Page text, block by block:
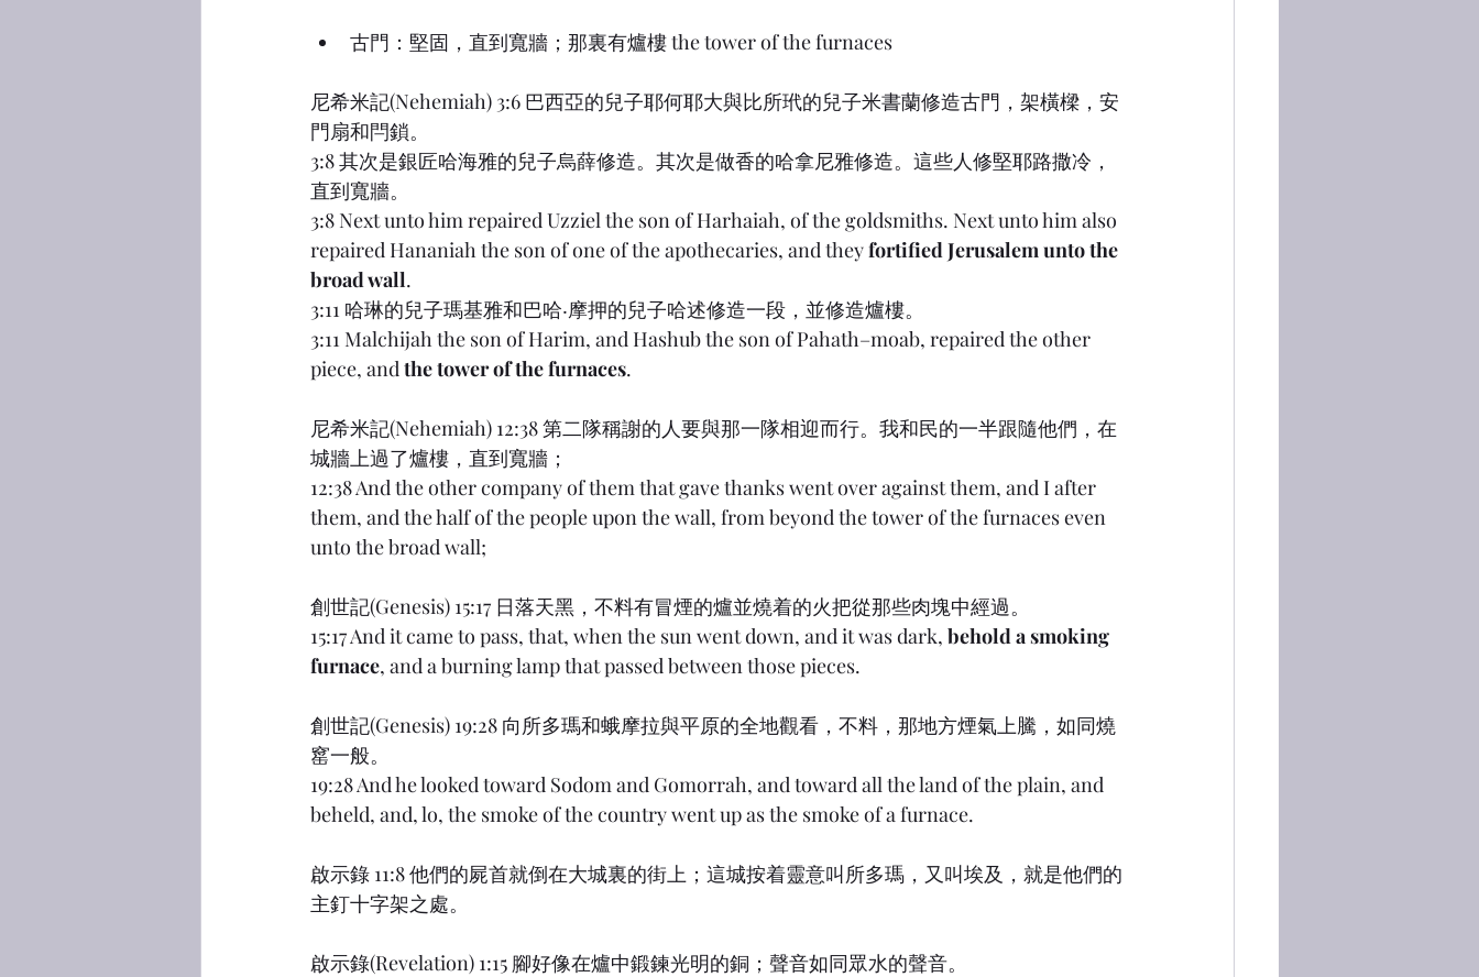
古門：堅固，直到寬牆；那裏有爐樓 the tower of the furnaces
尼希米記(Nehemiah) 3:6 巴西亞的兒子耶何耶大與比所玳的兒子米書蘭修造古門，架橫樑，安
門扇和閂鎖。
3:8 其次是銀匠哈海雅的兒子烏薛修造。其次是做香的哈拿尼雅修造。這些人修堅耶路撒冷，
直到寬牆。
3:8 Next unto him repaired Uzziel the son of Harhaiah, of the goldsmiths. Next unto him also
repaired Hananiah the son of one of the apothecaries, and they fortified Jerusalem unto the
broad wall.
3:11 哈琳的兒子瑪基雅和巴哈‧摩押的兒子哈述修造一段，並修造爐樓。
3:11 Malchijah the son of Harim, and Hashub the son of Pahath–moab, repaired the other
piece, and the tower of the furnaces.
尼希米記(Nehemiah) 12:38 第二隊稱謝的人要與那一隊相迎而行。我和民的一半跟隨他們，在
城牆上過了爐樓，直到寬牆；
12:38 And the other company of them that gave thanks went over against them, and I after
them, and the half of the people upon the wall, from beyond the tower of the furnaces even
unto the broad wall;
創世記(Genesis) 15:17 日落天黑，不料有冒煙的爐並燒着的火把從那些肉塊中經過。
15:17 And it came to pass, that, when the sun went down, and it was dark, behold a smoking
furnace, and a burning lamp that passed between those pieces.
創世記(Genesis) 19:28 向所多瑪和蛾摩拉與平原的全地觀看，不料，那地方煙氣上騰，如同燒
窰一般。
19:28 And he looked toward Sodom and Gomorrah, and toward all the land of the plain, and
beheld, and, lo, the smoke of the country went up as the smoke of a furnace.
啟示錄 11:8 他們的屍首就倒在大城裏的街上；這城按着靈意叫所多瑪，又叫埃及，就是他們的
主釘十字架之處。
啟示錄(Revelation) 1:15 腳好像在爐中鍛鍊光明的銅；聲音如同眾水的聲音。